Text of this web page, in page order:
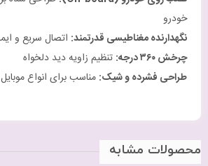
خودرو
نگهدارنده مغناطیسی قدرتمند: اتصال سریع و
چرخش۳۶۰درجه: تنظیم زاویه دید دلخواه
طراحی فشرده و شیک: مناسب برای انواع موبایل
محصولات مشابه